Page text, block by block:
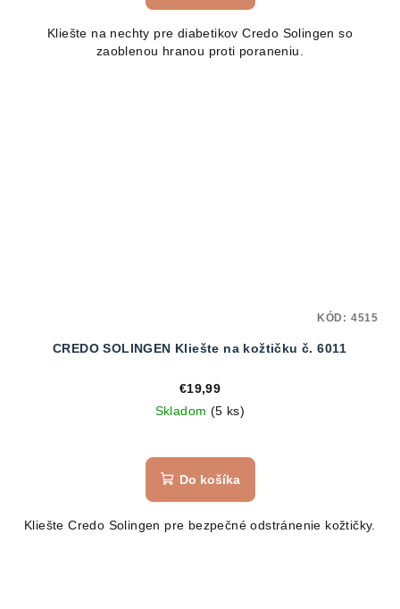
z
5
Kliešte na nechty pre diabetikov Credo Solingen so
zaoblenou hranou proti poraneniu.
CREDO SOLINGEN Kliešte na kožtičku č. 6011
€19,99
Skladom (5 ks)
Do košíka
Kliešte Credo Solingen pre bezpečné odstránenie kožtičky.
KÓD: 4515